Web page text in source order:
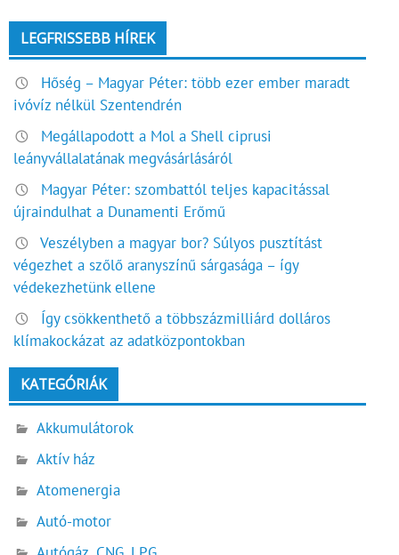
LEGFRISSEBB HÍREK
Hőség – Magyar Péter: több ezer ember maradt
ivóvíz nélkül Szentendrén
Megállapodott a Mol a Shell ciprusi
leányvállalatának megvásárlásáról
Magyar Péter: szombattól teljes kapacitással
újraindulhat a Dunamenti Erőmű
Veszélyben a magyar bor? Súlyos pusztítást
végezhet a szőlő aranyszínű sárgasága – így
védekezhetünk ellene
Így csökkenthető a többszázmilliárd dolláros
klímakockázat az adatközpontokban
KATEGÓRIÁK
Akkumulátorok
Aktív ház
Atomenergia
Autó-motor